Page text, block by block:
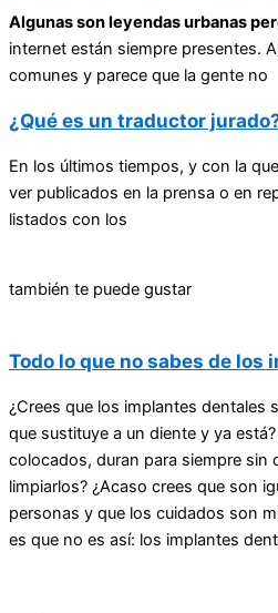
Algunas son leyendas urbanas
internet están siempre presentes.
comunes y parece que la gente no
¿Qué es un traductor
En los últimos tiempos, y con la
ver publicados en la prensa o en
listados con los
también te puede gustar
Todo lo que no sabes de los
¿Crees que los implantes dentales
que sustituye a un diente y ya
colocados, duran para siempre sin
limpiarlos? ¿Acaso crees que son
personas y que los cuidados son
es que no es así: los implantes